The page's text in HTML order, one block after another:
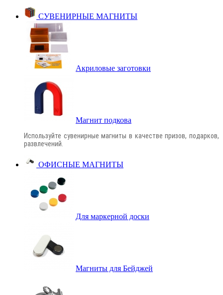
СУВЕНИРНЫЕ МАГНИТЫ
Акриловые заготовки
Магнит подкова
Используйте сувенирные магниты в качестве призов, подарков,
развлечений.
ОФИСНЫЕ МАГНИТЫ
Для маркерной доски
Магниты для Бейджей